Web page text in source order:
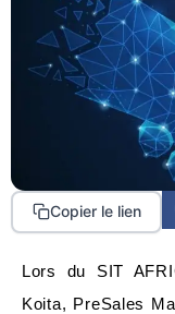
Copier le lien
Lors du SIT
Koita, PreSales